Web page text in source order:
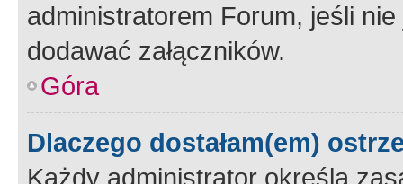
administratorem Forum, jeśli
dodawać załączników.
Góra
Dlaczego dostałam(em)
Każdy administrator określa